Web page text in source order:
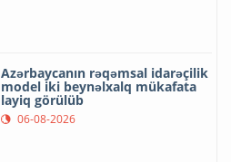
Azərbaycanın rəqəmsal idarəçilik
model iki beynəlxalq mükafata
layiq görülüb
06-08-2026